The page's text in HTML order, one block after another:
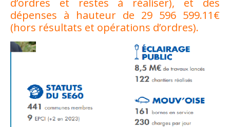
dépenses à hauteur de 29 596 599.11€
(hors résultats et opérations d’ordres).